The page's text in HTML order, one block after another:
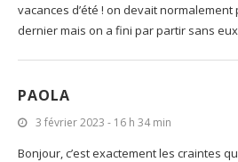
vacances d’été ! on devait normalement
dernier mais on a fini par partir sans
PAOLA
3 février 2023 - 16 h 34 min
Bonjour, c’est exactement les craintes